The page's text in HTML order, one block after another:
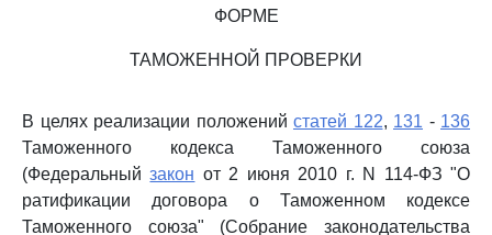
ФОРМЕ
ТАМОЖЕННОЙ ПРОВЕРКИ
В целях реализации положений статей 122, 131 - 136
Таможенного кодекса Таможенного союза
(Федеральныйзакон от 2 июня 2010 г. N 114-ФЗ "О
ратификации договора о Таможенном кодексе
Таможенного союза" (Собрание законодательства